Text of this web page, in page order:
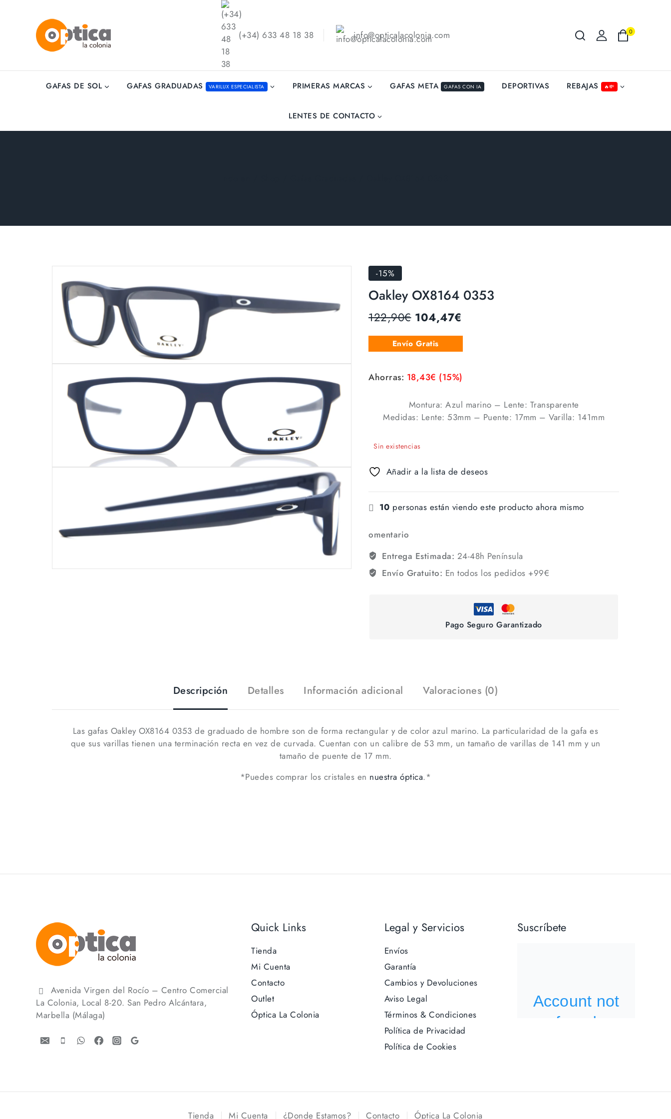
(+34) 633 48 18 38 info@opticalacolonia.com 0
GAFAS DE SOL GAFAS GRADUADAS VARILUX ESPECIALISTA PRIMERAS MARCAS GAFAS META GAFAS CON IA DEPORTIVAS REBAJAS 🔥💸
LENTES DE CONTACTO
-15%
Oakley OX8164 0353
122,90€ 104,47€
Envío Gratis
Ahorras: 18,43€ (15%)
Montura: Azul marino – Lente: Transparente
Medidas: Lente: 53mm – Puente: 17mm – Varilla: 141mm
Sin existencias
Añadir a la lista de deseos
10 personas están viendo este producto ahora mismo
omentario
Entrega Estimada: 24-48h Península
Envío Gratuito: En todos los pedidos +99€
Pago Seguro Garantizado
Descripción Detalles Información adicional Valoraciones (0)
Las gafas Oakley OX8164 0353 de graduado de hombre son de forma rectangular y de color azul marino. La particularidad de la gafa es
que sus varillas tienen una terminación recta en vez de curvada. Cuentan con un calibre de 53 mm, un tamaño de varillas de 141 mm y un
tamaño de puente de 17 mm.
*Puedes comprar los cristales en nuestra óptica.*
Avenida Virgen del Rocío – Centro Comercial
La Colonia, Local 8-20. San Pedro Alcántara,
Marbella (Málaga)
Quick Links
Tienda
Mi Cuenta
Contacto
Outlet
Óptica La Colonia
Legal y Servicios
Envíos
Garantía
Cambios y Devoluciones
Aviso Legal
Términos & Condiciones
Política de Privacidad
Política de Cookies
Suscríbete
Tienda Mi Cuenta ¿Donde Estamos? Contacto Óptica La Colonia